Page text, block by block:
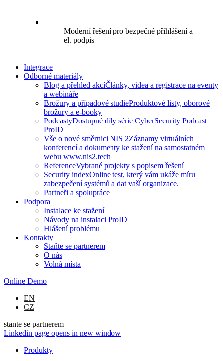
Moderní řešení pro bezpečné přihlášení a
el. podpis
Integrace
Odborné materiály
Blog a přehled akcíČlánky, videa a registrace na eventy
a webináře
Brožury a případové studieProduktové listy, oborové
brožury a e-booky
PodcastyDostupné díly série CyberSecurity Podcast
ProID
Vše o nové směrnici NIS 2Záznamy virtuálních
konferencí a dokumenty ke stažení na samostatném
webu www.nis2.tech
ReferenceVybrané projekty s popisem řešení
Security indexOnline test, který vám ukáže míru
zabezpečení systémů a dat vaší organizace.
Partneři a spolupráce
Podpora
Instalace ke stažení
Návody na instalaci ProID
Hlášení problému
Kontakty
Staňte se partnerem
O nás
Volná místa
Online Demo
EN
CZ
stante se partnerem
Linkedin page opens in new window
Produkty